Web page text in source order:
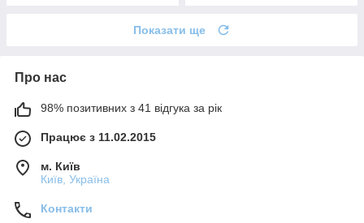
Показати ще
Про нас
98% позитивних з 41 відгука за рік
Працює з 11.02.2015
м. Київ
Київ, Україна
Контакти